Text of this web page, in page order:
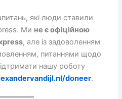
які люди ставили
Ми не є офіційною
, але із задоволенням
питаннями щодо
нашу роботу
doneer.